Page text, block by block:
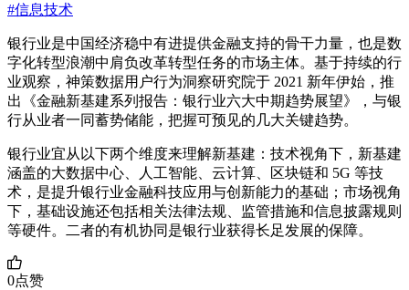
#信息技术
银行业是中国经济稳中有进提供金融支持的骨干力量，也是数
字化转型浪潮中肩负改革转型任务的市场主体。基于持续的行
业观察，神策数据用户行为洞察研究院于 2021 新年伊始，推
出《金融新基建系列报告：银行业六大中期趋势展望》，与银
行从业者一同蓄势储能，把握可预见的几大关键趋势。
银行业宜从以下两个维度来理解新基建：技术视角下，新基建
涵盖的大数据中心、人工智能、云计算、区块链和 5G 等技
术，是提升银行业金融科技应用与创新能力的基础；市场视角
下，基础设施还包括相关法律法规、监管措施和信息披露规则
等硬件。二者的有机协同是银行业获得长足发展的保障。
0点赞